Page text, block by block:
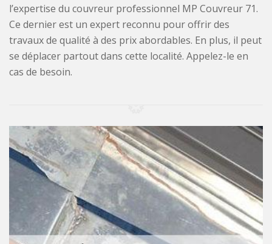
l’expertise du couvreur professionnel MP Couvreur 71.
Ce dernier est un expert reconnu pour offrir des
travaux de qualité à des prix abordables. En plus, il peut
se déplacer partout dans cette localité. Appelez-le en
cas de besoin.